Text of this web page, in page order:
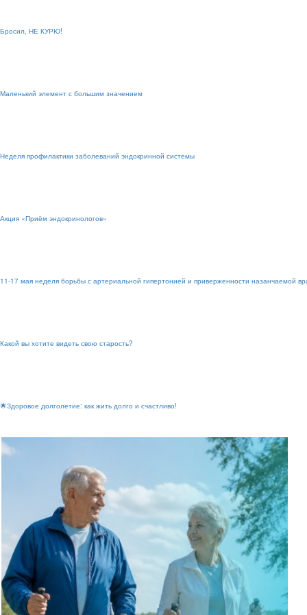
Бросил, НЕ КУРЮ!
Маленький элемент с большим значением
Неделя профилактики заболеваний эндокринной системы
Акция «Приём эндокринологов»
11-17 мая неделя борьбы с артериальной гипертонией и приверженности назанчаемой
Какой вы хотите видеть свою старость?
🌟Здоровое долголетие: как жить долго и счастливо!